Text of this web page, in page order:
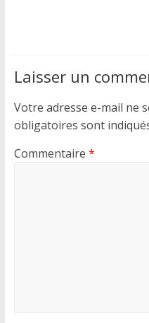
Laisser un
Votre adresse e-mail ne
obligatoires sont
Commentaire *